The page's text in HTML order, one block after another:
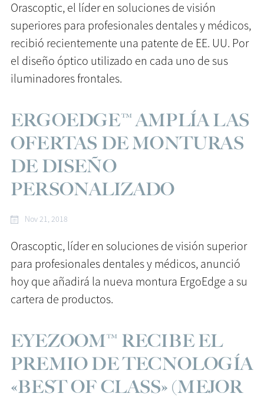
Orascoptic, el líder en soluciones de visión
superiores para profesionales dentales y médicos,
recibió recientemente una patente de EE. UU. Por
el diseño óptico utilizado en cada uno de sus
iluminadores frontales.
ERGOEDGE™ AMPLÍA LAS
OFERTAS DE MONTURAS
DE DISEÑO
PERSONALIZADO
Nov 21, 2018
Orascoptic, líder en soluciones de visión superior
para profesionales dentales y médicos, anunció
hoy que añadirá la nueva montura ErgoEdge a su
cartera de productos.
EYEZOOM™ RECIBE EL
PREMIO DE TECNOLOGÍA
«BEST OF CLASS» (MEJOR